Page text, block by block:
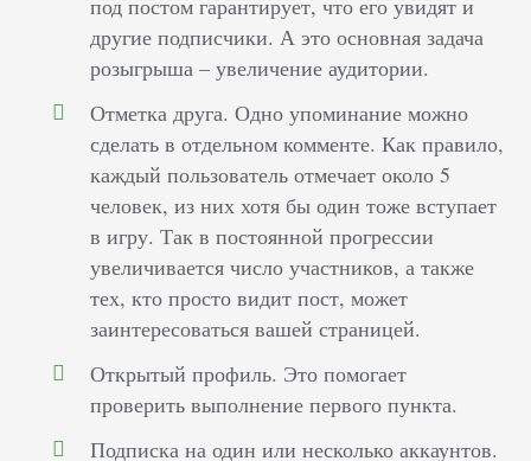
другие подписчики. А это основная задача
розыгрыша – увеличение аудитории.
Отметка друга. Одно упоминание можно
сделать в отдельном комменте. Как правило,
каждый пользователь отмечает около 5
человек, из них хотя бы один тоже вступает
в игру. Так в постоянной прогрессии
увеличивается число участников, а также
тех, кто просто видит пост, может
заинтересоваться вашей страницей.
Открытый профиль. Это помогает
проверить выполнение первого пункта.
Подписка на один или несколько аккаунтов.